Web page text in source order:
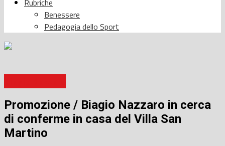
Rubriche
Benessere
Pedagogia dello Sport
Promozione / Biagio Nazzaro in cerca
di conferme in casa del Villa San
Martino